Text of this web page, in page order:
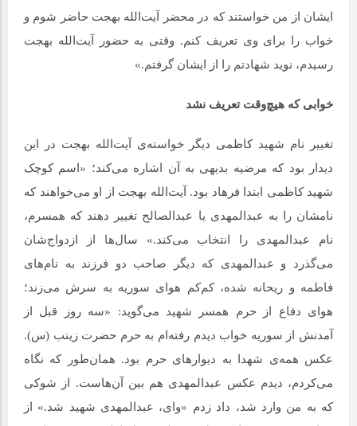
ایشان از من خواستند که در محضر آیت‌الله بهجت حاضر شوم و
خواب را برای وی تعریف کنم. وقتی به حضور آیت‌الله بهجت
رسیدم، نوید شهادتم را از ایشان گرفتم.»
خوابی که هیچ‌وقت تعریف نشد
تغییر نام شهید کاظمی دیگر خواسته‌ی آیت‌الله بهجت در این
دیدار بود که مرضیه بدیهی به آن اشاره می‌کند؛ «اسم کوچک
شهید کاظمی ابتدا فرهاد بود. آیت‌الله بهجت از او می‌خواهند که
نامشان را به عبدالمهدی یا عبدالصالح تغییر دهند که همسرم،
نام عبدالمهدی را انتخاب می‌کند.» سال‌ها از ازدواج‌شان
می‌گذرد و عبدالمهدی که دیگر صاحب دو فرزند به نام‌های
فاطمه و ریحانه شده، کم‌کم هوای سوریه به سرش می‌زند؛
هوای دفاع از حرم همسر شهید می‌گوید: «سه روز قبل از
آمدنش از سوریه خواب دیدم رفته‌ام به حرم حضرت زینب (س).
عکس همه‌ی شهدا به دیوارهای حرم بود. همان‌طور که نگاه
می‌کردم، دیدم عکس عبدالمهدی هم بین آن‌هاست. از شوکی
که به من وارد شد، داد زدم «وای، عبدالمهدی شهید شد.» از